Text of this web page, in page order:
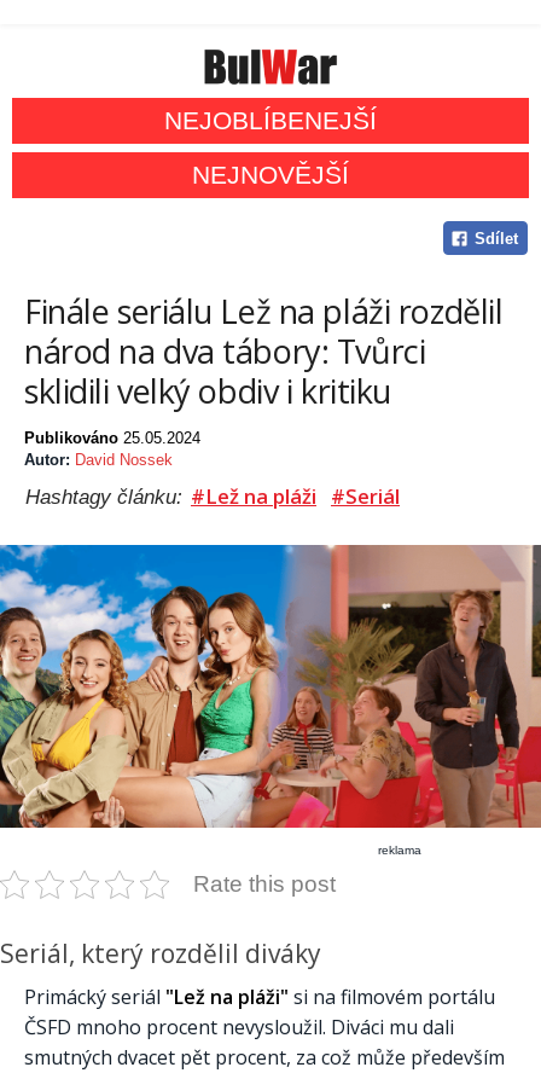
NEJOBLÍBENEJŠÍ
NEJNOVĚJŠÍ
Sdílet
Finále seriálu Lež na pláži rozdělil
národ na dva tábory: Tvůrci
sklidili velký obdiv i kritiku
Publikováno 25.05.2024
Autor: David Nossek
Hashtagy článku: #Lež na pláži #Seriál
reklama
Rate this post
Seriál, který rozdělil diváky
Primácký seriál "Lež na pláži" si na filmovém portálu
ČSFD mnoho procent nevysloužil. Diváci mu dali
smutných dvacet pět procent, za což může především